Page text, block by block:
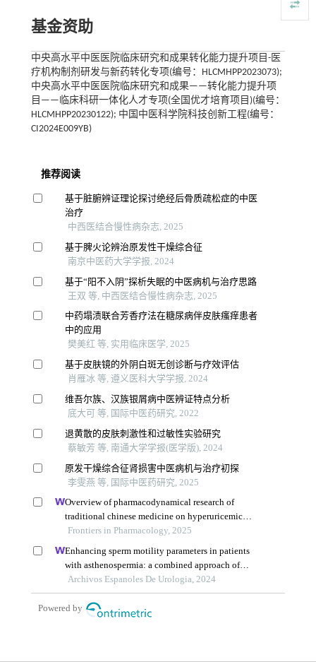
基金资助
中央高水平中医医院临床研究和成果转化能力提升项目-医
疗机构制剂研发与新药转化专项(编号：HLCMHPP2023073);
中央高水平中医医院临床研究和成果——转化能力提升项
目——临床科研一体化人才专项(全国优才培育项目)(编号：
HLCMHPP20230122); 中国中医科学院科技创新工程(编号：
CI2024E009YB)